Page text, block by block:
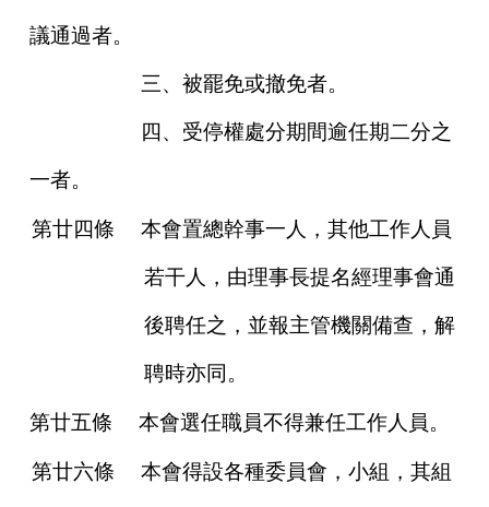
議通過者。
三、被罷免或撤免者。
四、受停權處分期間逾任期二分之
一者。
第廿四條 本會置總幹事一人，其他工作人員
若干人，由理事長提名經理事會通
後聘任之，並報主管機關備查，解
聘時亦同。
第廿五條 本會選任職員不得兼任工作人員。
第廿六條 本會得設各種委員會，小組，其組